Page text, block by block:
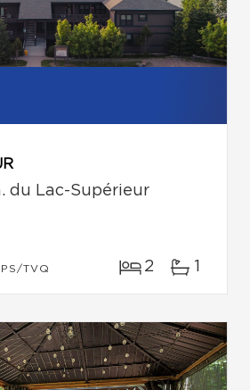
du Lac-Supérieur
TVQ 2 1